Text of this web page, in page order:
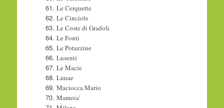
Le Cerquette
Le Cinciole
Le Coste di Gradoli
Le Fonti
Le Potazzine
Lusenti
Le Macie
Lunae
Maciocca Mario
Mamoia’